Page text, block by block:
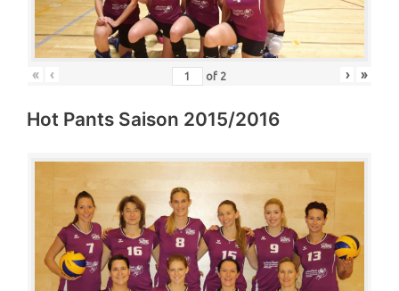
« ‹ of 2 › »
Hot Pants Saison 2015/2016